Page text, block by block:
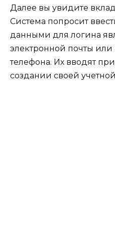
Далее вы увидите
Система попросит
данными для логина
электронной почты
телефона. Их вводят
создании своей